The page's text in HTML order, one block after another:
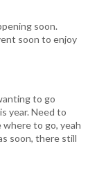
soon.
soon to enjoy
to go
year. Need to
to go, yeah
soon, there still